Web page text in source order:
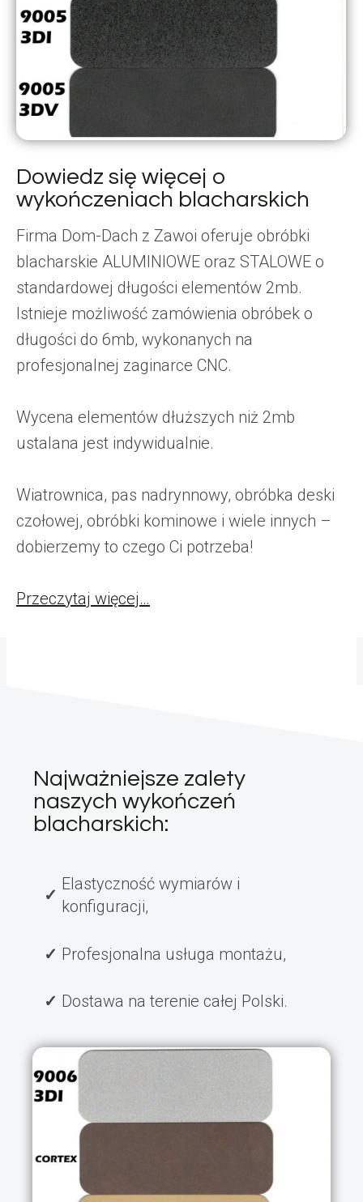
Dowiedz się więcej o
wykończeniach blacharskich
Firma Dom-Dach z Zawoi oferuje obróbki
blacharskie ALUMINIOWE oraz STALOWE o
standardowej długości elementów 2mb.
Istnieje możliwość zamówienia obróbek o
długości do 6mb, wykonanych na
profesjonalnej zaginarce CNC.
Wycena elementów dłuższych niż 2mb
ustalana jest indywidualnie.
Wiatrownica, pas nadrynnowy, obróbka deski
czołowej, obróbki kominowe i wiele innych –
dobierzemy to czego Ci potrzeba!
Przeczytaj więcej…
Najważniejsze zalety
naszych wykończeń
blacharskich:
Elastyczność wymiarów i
konfiguracji,
Profesjonalna usługa montażu,
Dostawa na terenie całej Polski.